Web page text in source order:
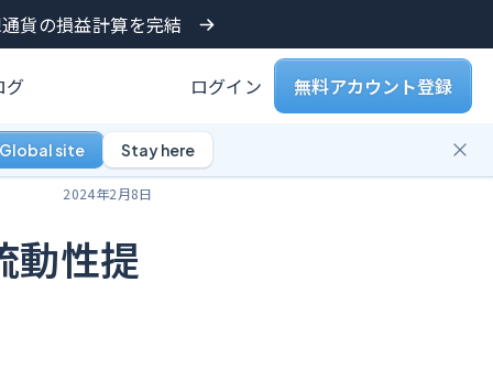
貨の損益計算を完結
グ ログイン 無料アカウント登録
site Stay here
2024年2月8日
動性提